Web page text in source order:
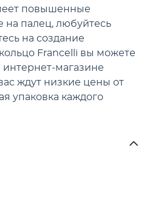
повышенные
на палец, любуйтесь
на создание
Francelli вы можете
магазине
ждут низкие цены от
упаковка каждого